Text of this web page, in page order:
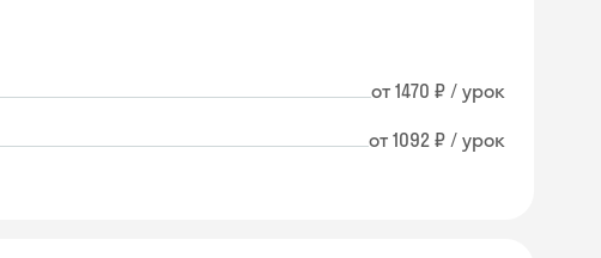
от 1470 ₽ / урок
от 1092 ₽ / урок